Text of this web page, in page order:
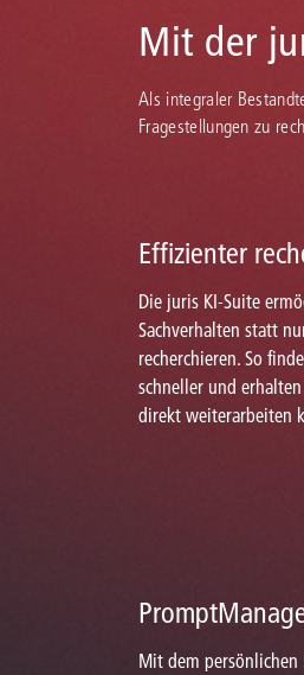
Mit der
Als integraler
Fragestellungen zu
Effizienter
Die juris KI-Suite
Sachverhalten statt
recherchieren. So
schneller und
direkt weiterarbeiten
Mit dem